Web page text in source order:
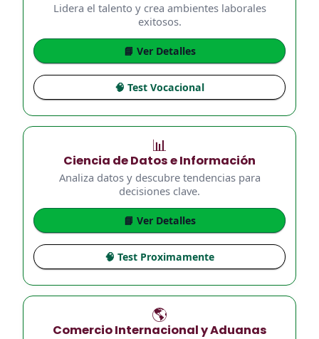
Lidera el talento y crea ambientes laborales
exitosos.
📘 Ver Detalles
🧠 Test Vocacional
📊
Ciencia de Datos e Información
Analiza datos y descubre tendencias para
decisiones clave.
📘 Ver Detalles
🧠 Test Proximamente
🌎
Comercio Internacional y Aduanas